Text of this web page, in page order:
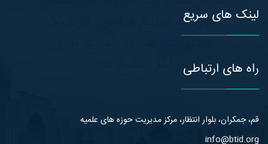
لینک های سریع
راه های ارتباطی
قم، جمکران، بلوار انتظار، مرکز مدیریت حوزه های علمیه
info@btid.org